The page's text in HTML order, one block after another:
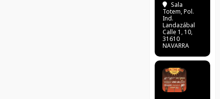
Sala
Totem, Pol.
Ind.
Landazábal
Calle 1, 10,
31610
NAVARRA